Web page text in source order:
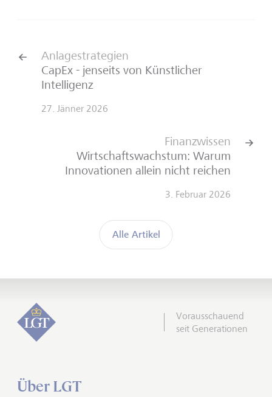
Anlagestrategien
CapEx - jenseits von Künstlicher
Intelligenz
27. Jänner 2026
Alle Artikel
Finanzwissen
Wirtschaftswachstum: Warum
Innovationen allein nicht reichen
3. Februar 2026
Vorausschauend
seit Generationen
Über LGT